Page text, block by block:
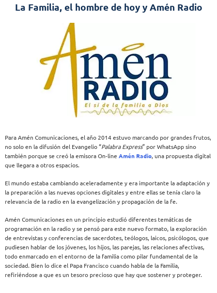
La Familia, el hombre de hoy y Amén Radio
Para Amén Comunicaciones, el año 2014 estuvo marcando por grandes frutos,
no solo en la difusión del Evangelio “Palabra Express” por WhatsApp sino
también porque se creó la emisora On-line Amén Radio, una propuesta digital
que llegara a otros espacios.
El mundo estaba cambiando aceleradamente y era importante la adaptación y
la preparación a las nuevas opciones digitales y entre ellas se tenía claro la
relevancia de la radio en la evangelización y propagación de la fe.
Amén Comunicaciones en un principio estudió diferentes temáticas de
programación en la radio y se pensó para este nuevo formato, la exploración
de entrevistas y conferencias de sacerdotes, teólogos, laicos, psicólogos, que
pudiesen hablar de los jóvenes, los hijos, las parejas, las relaciones afectivas,
todo enmarcado en el entorno de la familia como pilar fundamental de la
sociedad. Bien lo dice el Papa Francisco cuando habla de la Familia,
refiriéndose a que es un tesoro precioso que hay que sostener y proteger.